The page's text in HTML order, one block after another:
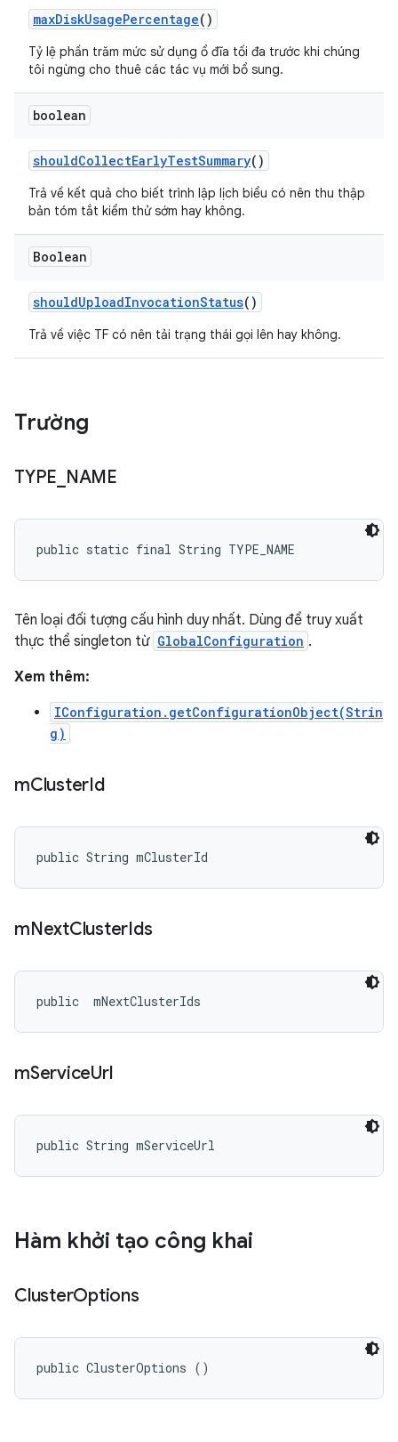
maxDiskUsagePercentage()
Tỷ lệ phần trăm mức sử dụng ổ đĩa tối đa trước khi chúng
tôi ngừng cho thuê các tác vụ mới bổ sung.
boolean
shouldCollectEarlyTestSummary()
Trả về kết quả cho biết trình lập lịch biểu có nên thu thập
bản tóm tắt kiểm thử sớm hay không.
Boolean
shouldUploadInvocationStatus()
Trả về việc TF có nên tải trạng thái gọi lên hay không.
Trường
TYPE NAME
public static final String TYPE_NAME
Tên loại đối tượng cấu hình duy nhất. Dùng để truy xuất
thực thể singleton từ GlobalConfiguration .
Xem thêm:
IConfiguration.getConfigurationObject(Strin
g)
mClusterId
public String mClusterId
mNextClusterIds
public mNextClusterIds
mServiceUrl
public String mServiceUrl
Hàm khởi tạo công khai
ClusterOptions
public ClusterOptions ()